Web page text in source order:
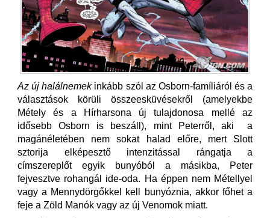
Az új halálnemekinkább szól az Osborn-famíliáról és a
választások körüli összeesküvésekről (amelyekbe
Métely és a Hírharsona új tulajdonosa mellé az
idősebb Osborn is beszáll), mint Peterről, aki a
magánéletében nem sokat halad előre, mert Slott
sztorija elképesztő intenzitással rángatja a
címszereplőt egyik bunyóból a másikba, Peter
fejvesztve rohangál ide-oda. Ha éppen nem Métellyel
vagy a Mennydörgőkkel kell bunyóznia, akkor főhet a
feje a Zöld Manók vagy az új Venomok miatt.